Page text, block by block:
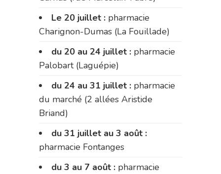
Le 20 juillet : pharmacie
Charignon-Dumas (La Fouillade)
du 20 au 24 juillet : pharmacie
Palobart (Laguépie)
du 24 au 31 juillet : pharmacie
du marché (2 allées Aristide
Briand)
du 31 juillet au 3 août :
pharmacie Fontanges
du 3 au 7 août : pharmacie